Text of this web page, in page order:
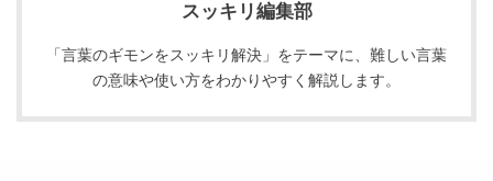
スッキリ編集部
「言葉のギモンをスッキリ解決」をテーマに、難しい言葉
の意味や使い方をわかりやすく解説します。